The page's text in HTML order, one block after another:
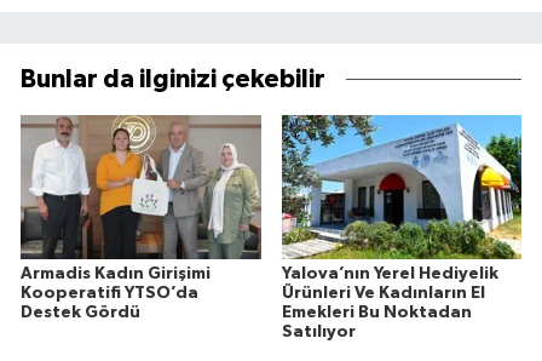
Bunlar da ilginizi çekebilir
Armadis Kadın Girişimi
Kooperatifi YTSO’da
Destek Gördü
Yalova’nın Yerel Hediyelik
Ürünleri Ve Kadınların El
Emekleri Bu Noktadan
Satılıyor